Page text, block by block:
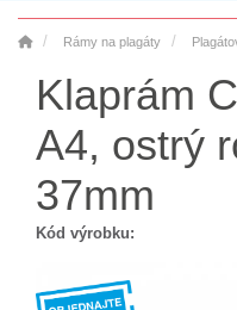
Rámy na plagáty
Klaprám
A4, ostrý
37mm
Kód výrobku: